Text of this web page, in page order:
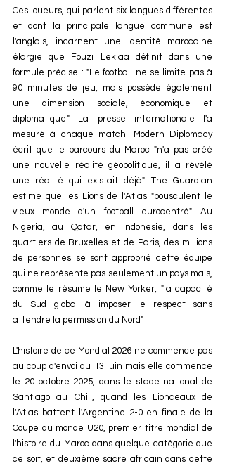
Ces joueurs, qui parlent six langues différentes
et dont la principale langue commune est
l'anglais, incarnent une identité marocaine
élargie que Fouzi Lekjaa définit dans une
formule précise : "Le football ne se limite pas à
90 minutes de jeu, mais possède également
une dimension sociale, économique et
diplomatique." La presse internationale l'a
mesuré à chaque match. Modern Diplomacy
écrit que le parcours du Maroc "n'a pas créé
une nouvelle réalité géopolitique, il a révélé
une réalité qui existait déjà". The Guardian
estime que les Lions de l'Atlas "bousculent le
vieux monde d'un football eurocentré". Au
Nigeria, au Qatar, en Indonésie, dans les
quartiers de Bruxelles et de Paris, des millions
de personnes se sont approprié cette équipe
qui ne représente pas seulement un pays mais,
comme le résume le New Yorker, "la capacité
du Sud global à imposer le respect sans
attendre la permission du Nord".
L'histoire de ce Mondial 2026 ne commence pas
au coup d'envoi du 13 juin mais elle commence
le 20 octobre 2025, dans le stade national de
Santiago au Chili, quand les Lionceaux de
l'Atlas battent l'Argentine 2-0 en finale de la
Coupe du monde U20, premier titre mondial de
l'histoire du Maroc dans quelque catégorie que
ce soit, et deuxième sacre africain dans cette